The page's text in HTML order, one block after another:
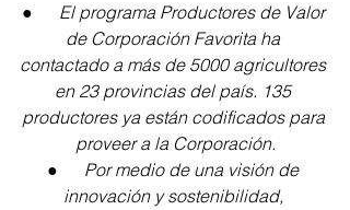
● El programa Productores de Valor
de Corporación Favorita ha
contactado a más de 5000 agricultores
en 23 provincias del país. 135
productores ya están codificados para
proveer a la Corporación.
● Por medio de una visión de
innovación y sostenibilidad,